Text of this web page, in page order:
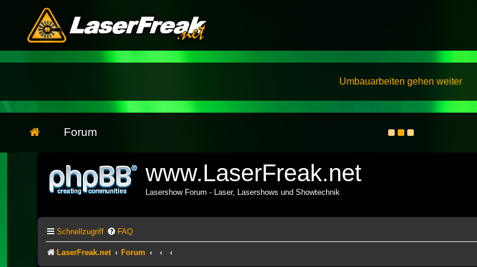
Umbauarbeiten gehen weiter
Forum
www.LaserFreak.net
Lasershow Forum - Laser, Lasershows und Showtechnik
Schnellzugriff FAQ
LaserFreak.net Forum